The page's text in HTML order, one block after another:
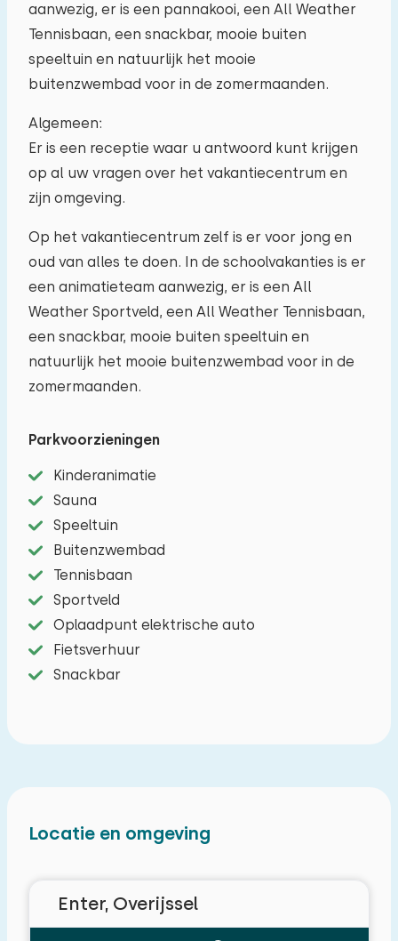
aanwezig, er is een pannakooi, een All Weather
Tennisbaan, een snackbar, mooie buiten
speeltuin en natuurlijk het mooie
buitenzwembad voor in de zomermaanden.
Algemeen:
Er is een receptie waar u antwoord kunt krijgen
op al uw vragen over het vakantiecentrum en
zijn omgeving.
Op het vakantiecentrum zelf is er voor jong en
oud van alles te doen. In de schoolvakanties is er
een animatieteam aanwezig, er is een All
Weather Sportveld, een All Weather Tennisbaan,
een snackbar, mooie buiten speeltuin en
natuurlijk het mooie buitenzwembad voor in de
zomermaanden.
Parkvoorzieningen
Kinderanimatie
Sauna
Speeltuin
Buitenzwembad
Tennisbaan
Sportveld
Oplaadpunt elektrische auto
Fietsverhuur
Snackbar
24 25 26 27 28 29 30
31 01 02 03 04
Locatie en omgeving
Enter, Overijssel